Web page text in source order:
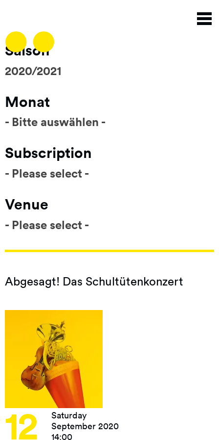
main
content
Saison
2020/2021
Monat
- Bitte auswählen -
Subscription
- Please select -
Venue
- Please select -
Abgesagt! Das Schultütenkonzert
12
Saturday
September 2020
14:00